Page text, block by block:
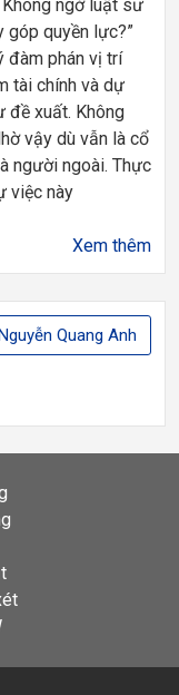
ngờ luật sư
góp quyền lực?”
đàm phán vị trí
tài chính và dự
đề xuất. Không
vậy dù vẫn là cổ
người ngoài. Thực
việc này
Xem thêm
Quang Anh